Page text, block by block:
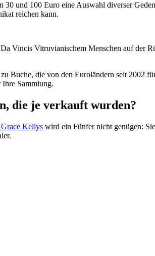
und 100 Euro eine Auswahl diverser
reichen kann.
Vincis Vitruvianischem Menschen auf der
Buche, die von den Euroländern seit 2002
Ihre Sammlung.
die je verkauft wurden?
Kellys wird ein Fünfer nicht genügen: